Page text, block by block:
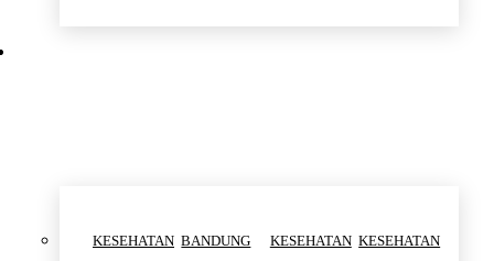
KESEHATAN BANDUNG KESEHATAN KESEHATAN